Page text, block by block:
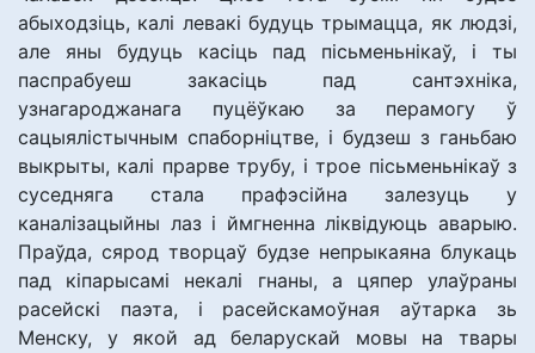
абыходзіць, калі левакі будуць трымацца, як людзі,
але яны будуць касіць пад пісьменьнікаў, і ты
паспрабуеш закасіць пад сантэхніка,
узнагароджанага пуцёўкаю за перамогу ў
сацыялістычным спаборніцтве, і будзеш з ганьбаю
выкрыты, калі прарве трубу, і трое пісьменьнікаў з
суседняга стала прафэсійна залезуць у
каналізацыйны лаз і ймгненна ліквідуюць аварыю.
Праўда, сярод творцаў будзе непрыкаяна блукаць
пад кіпарысамі некалі гнаны, а цяпер улаўраны
расейскі паэта, і расейскамоўная аўтарка зь
Менску, у якой ад беларускай мовы на твары